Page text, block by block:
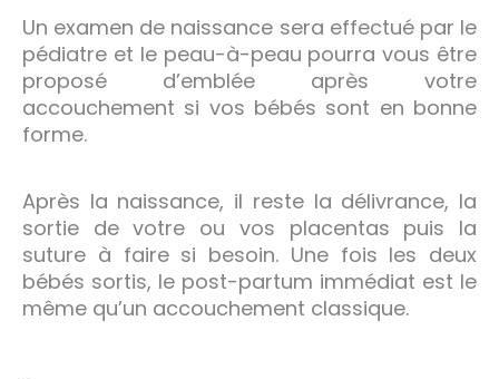
Un examen de naissance sera effectué par le
pédiatre et le peau-à-peau pourra vous être
proposé d’emblée après votre
accouchement si vos bébés sont en bonne
forme.
Après la naissance, il reste la délivrance, la
sortie de votre ou vos placentas puis la
suture à faire si besoin. Une fois les deux
bébés sortis, le post-partum immédiat est le
même qu’un accouchement classique.